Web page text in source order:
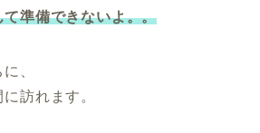
準備できないよ。。
、
訪れます。